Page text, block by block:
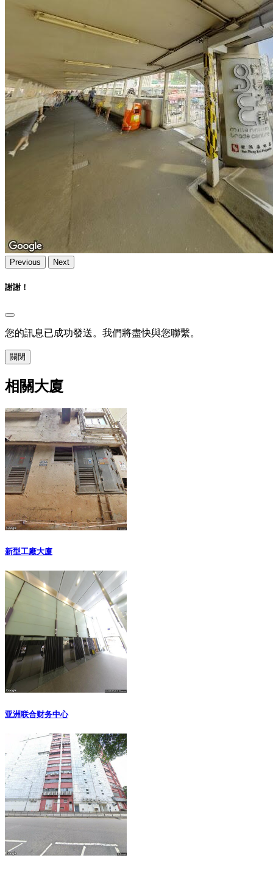
Previous Next
謝謝！
您的訊息已成功發送。我們將盡快與您聯繫。
關閉
相關大廈
新型工廠大廈
亚洲联合财务中心